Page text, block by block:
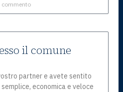
commento
il comune
partner e avete sentito
economica e veloce